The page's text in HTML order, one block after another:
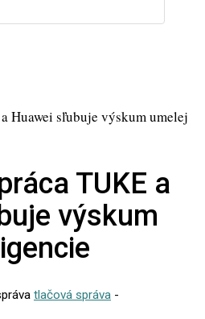
TUKE a
výskum
tlačová správa -